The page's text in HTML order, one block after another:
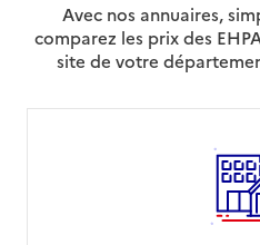
Service autonomie à
Montana
60200-Compiègne
Avec nos annuaires,
comparez les prix des
site de votre